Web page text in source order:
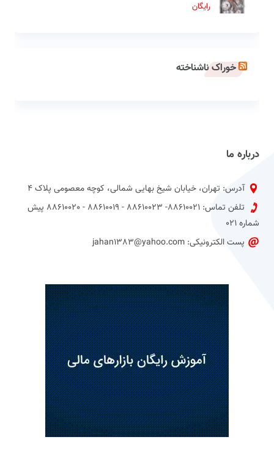
رایگان
خوراک ناشناخته
درباره ما
آدرس: تهران، خیابان شیخ بهایی شمالی، کوچه معصومی پلاک 4
تلفن تماس: 88610021- 88610023 - 88610019 - 88610020 پیش
شماره 021
پست الکترونیکی: jahan1383@yahoo.com